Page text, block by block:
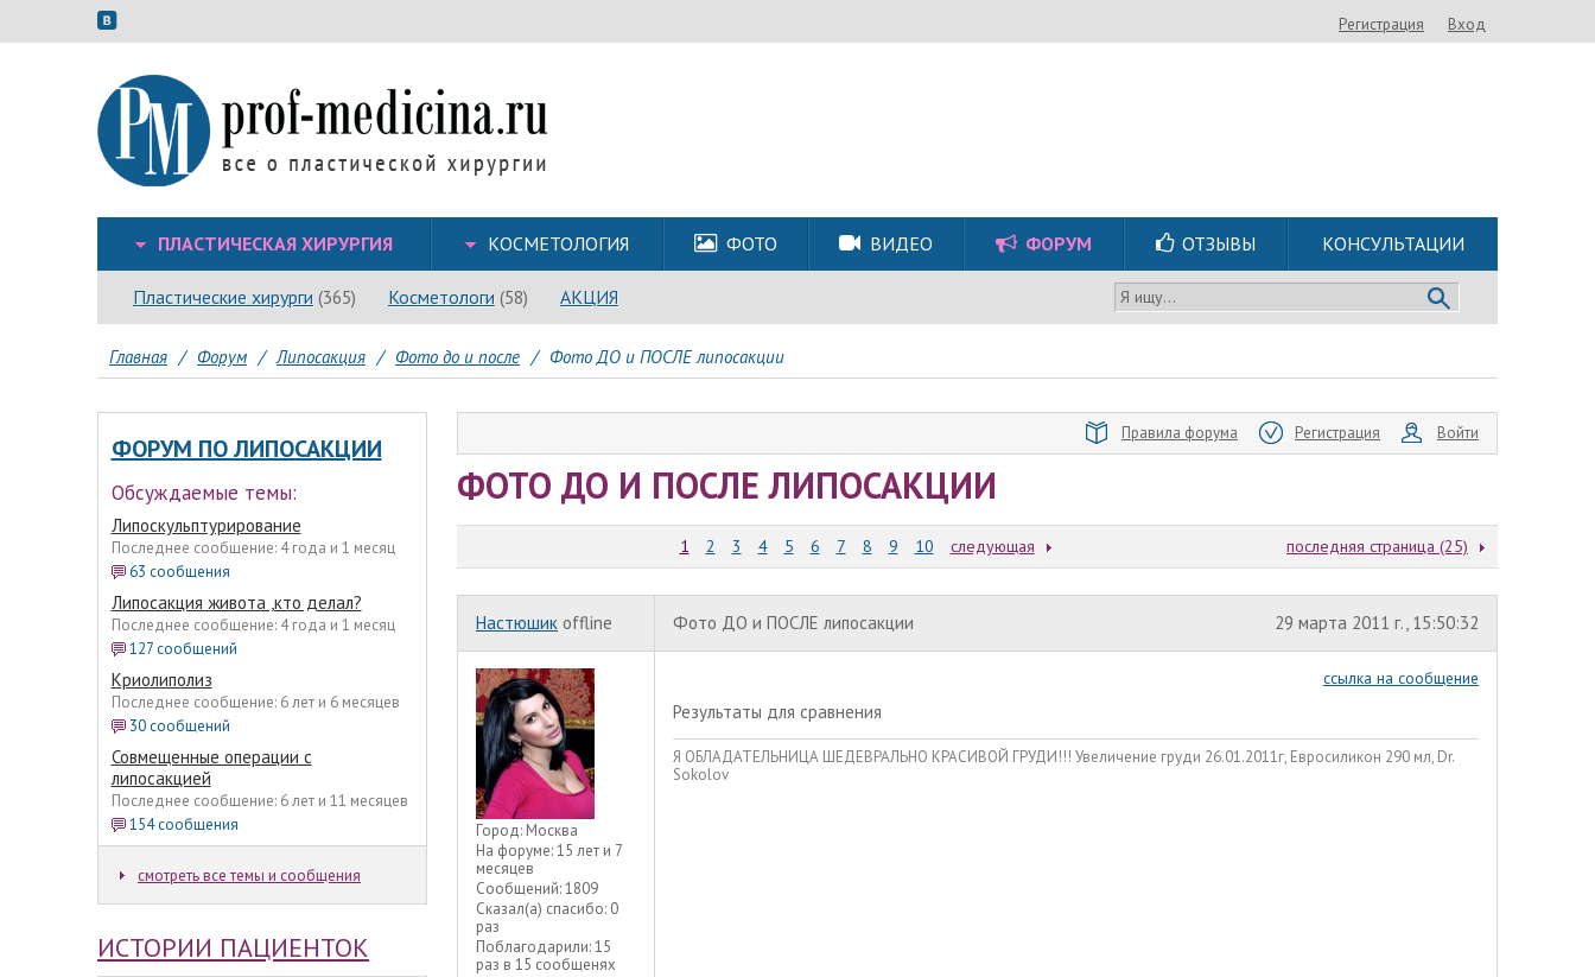
Регистрация Вход
ПЛАСТИЧЕСКАЯ ХИРУРГИЯ КОСМЕТОЛОГИЯ ФОТО ВИДЕО ФОРУМ ОТЗЫВЫ КОНСУЛЬТАЦИИ
Пластические хирурги (365) Косметологи (58) АКЦИЯ Я ищу...
Главная / Форум / Липосакция / Фото до и после / Фото ДО и ПОСЛЕ липосакции
ФОРУМ ПО ЛИПОСАКЦИИ
Обсуждаемые темы:
Липоскульптурирование
Последнее сообщение: 4 года и 1 месяц
63 сообщения
Липосакция живота ,кто делал?
Последнее сообщение: 4 года и 1 месяц
127 сообщений
Криолиполиз
Последнее сообщение: 6 лет и 6 месяцев
30 сообщений
Совмещенные операции с
липосакцией
Последнее сообщение: 6 лет и 11 месяцев
154 сообщения
смотреть все темы и сообщения
ИСТОРИИ ПАЦИЕНТОК
Правила форума Регистрация Войти
ФОТО ДО И ПОСЛЕ ЛИПОСАКЦИИ
1 2 3 4 5 6 7 8 9 10 следующая последняя страница (25)
Настюшик offline Фото ДО и ПОСЛЕ липосакции 29 марта 2011 г., 15:50:32
Город: Москва
На форуме:15 лет и 7
месяцев
Сообщений:1809
Сказал(а) спасибо: 0
раз
Поблагодарили:15
раз в 15 сообщенях
ссылка на сообщение
Результаты для сравнения
Я ОБЛАДАТЕЛЬНИЦА ШЕДЕВРАЛЬНО КРАСИВОЙ ГРУДИ!!! Увеличение груди 26.01.2011г, Евросиликон 290 мл, Dr.
Sokolov